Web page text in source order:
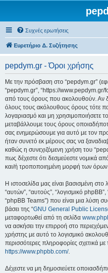
Συχνές ερωτήσεις
Ευρετήριο Δ. Συζήτησης
pepdym.gr - Όροι χρήσης
Με την πρόσβαση στο “pepdym.gr”
“pepdym.gr”, “https://www.pepdym.gr/
από τους όρους που ακολουθούν. Αν
όλους τους ακόλουθους όρους τότε
λογαριασμό και μη χρησιμοποιήσετε
μεταβάλλουμε τους όρους
σας ενημερώσουμε για αυτό με τον
ήταν συνετό εκ μέρους σας να
καθώς η συνεχιζόμενη χρήση του
πως δέχεστε ότι δεσμεύεστε νομικά
και/ή τροποποιημένη μορφή των
Η ιστοσελίδα μας είναι βασισμένη στο
“αυτών”, “αυτούς”, “λογισμικό
“phpBB Teams”) που είναι μια λύση
βάσει της “GNU General Public
μεταφορτωθεί από τη σελίδα
να ασκήσει την επιρροή στο
χρήστης με αυτό το λογισμικό
περισσότερες πληροφορίες σχετικά
https://www.phpbb.com/.
Δέχεστε να μη δημοσιεύετε